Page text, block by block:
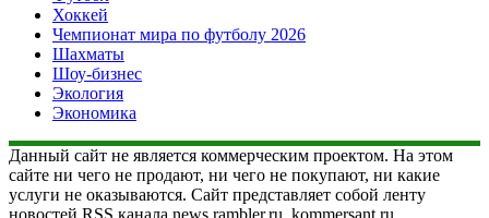
Хоккей
Чемпионат мира по футболу 2026
Шахматы
Шоу-бизнес
Экология
Экономика
Данный сайт не является коммерческим проектом. На этом
сайте ни чего не продают, ни чего не покупают, ни какие
услуги не оказываются. Сайт представляет собой ленту
новостей RSS канала news.rambler.ru, kommersant.ru,